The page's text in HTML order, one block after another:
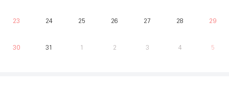
23 24 25 26 27 28 29
30 31 1 2 3 4 5